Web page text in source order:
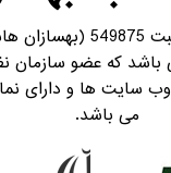
بهسازان فناوران داده
که عضو سازمان
سایت ها و دارای
می باشد.